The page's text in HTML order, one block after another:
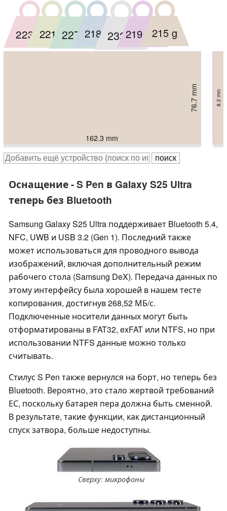
162.7 mm
77.1 mm 8.8 mm
223 g
162.8 mm
76.6 mm 8.5 mm
221 g
163 mm
77.6 mm 8.25 mm
227 g
162.8 mm
77.6 mm 8.2 mm
218 g
162.3 mm
79 mm 8.6 mm
232 g
161.4 mm
75.3 mm 9.2 mm
219.8 g
162.3 mm
76.7 mm 8.2 mm
215 g
Оснащение - S Pen в Galaxy S25 Ultra
теперь без Bluetooth
Samsung Galaxy S25 Ultra поддерживает Bluetooth 5.4,
NFC, UWB и USB 3.2 (Gen 1). Последний также
может использоваться для проводного вывода
изображений, включая дополнительный режим
рабочего стола (Samsung DeX). Передача данных по
этому интерфейсу была хорошей в нашем тесте
копирования, достигнув 268,52 МБ/с.
Подключенные носители данных могут быть
отформатированы в FAT32, exFAT или NTFS, но при
использовании NTFS данные можно только
считывать.
Стилус S Pen также вернулся на борт, но теперь без
Bluetooth. Вероятно, это стало жертвой требований
ЕС, поскольку батарея пера должна быть сменной.
В результате, такие функции, как дистанционный
спуск затвора, больше недоступны.
Сверху: микрофоны